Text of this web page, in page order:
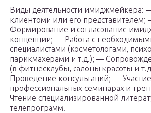
Виды деятельности имиджмейкера:
клиентоми или его представителем;
Формирование и согласование
концепции; — Работа с
специалистами (косметологами,
парикмахерами и т.д.); —
(в фитнесклубы, салоны красоты и
Проведение консультаций; —
профессиональных семинарах и
Чтение специализированной
телепрограмм.